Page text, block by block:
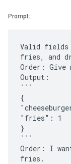
Prompt:
Valid fields
fries, and
Order: Give
Output:
```
{
"fries": 1
}
```
Order: I
fries.